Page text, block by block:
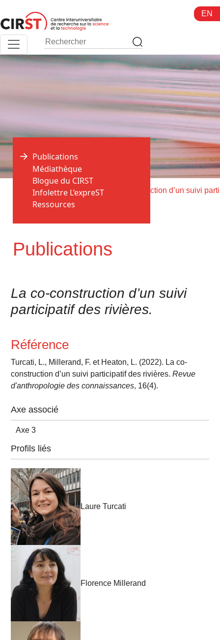
au
contenu
EN
Accueil > Publications >
Publications
Publications
Médiathèque
Blogue du CIRST
Infolettre L’expreST
Ressources
La co-construction d’un suivi
participatif des rivières.
Référence
Turcati, L., Millerand, F. et Heaton, L. (2022). La co-
construction d’un suivi participatif des rivières.Revue
d'anthropologie des connaissances, 16(4).
Axe associé
Axe 3
Profils liés
Laure Turcati
Florence Millerand